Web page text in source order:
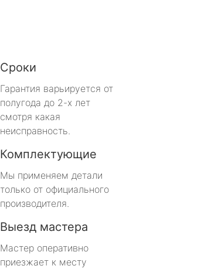
Сроки
Гарантия варьируется от
полугода до 2-х лет
смотря какая
неисправность.
Комплектующие
Мы применяем детали
только от официального
производителя.
Выезд мастера
Мастер оперативно
приезжает к месту